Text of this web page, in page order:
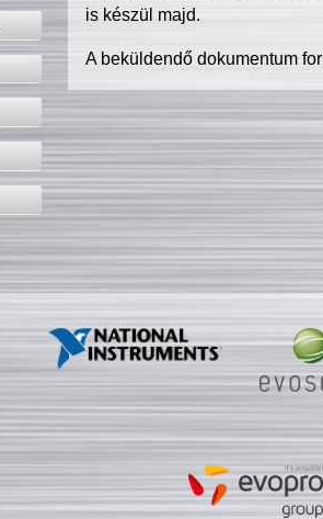
is készül majd.
A beküldendő dokumentum